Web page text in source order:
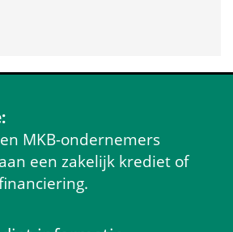
MKB-ondernemers
een zakelijk krediet of